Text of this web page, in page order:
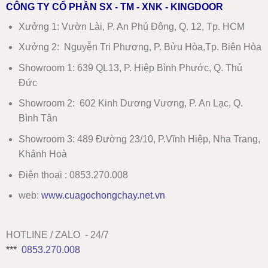
CÔNG TY CỔ PHẦN SX - TM - XNK - KINGDOOR
Xưởng 1: Vườn Lài, P. An Phú Đông, Q. 12, Tp. HCM
Xưởng 2: Nguyễn Tri Phương, P. Bửu Hòa,Tp. Biên Hòa
Showroom 1: 639 QL13, P. Hiệp Bình Phước, Q. Thủ
Đức
Showroom 2: 602 Kinh Dương Vương, P. An Lạc, Q.
Bình Tân
Showroom 3: 489 Đường 23/10, P.Vĩnh Hiệp, Nha Trang,
Khánh Hoà
Điện thoại : 0853.270.008
web: www.cuagochongchay.net.vn
HOTLINE / ZALO - 24/7
*** 0853.270.008